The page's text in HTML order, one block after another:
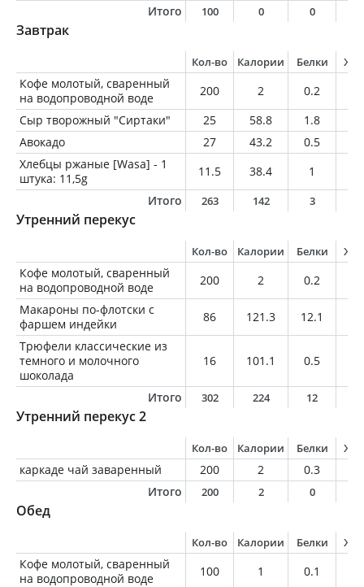
Итого
100 0 0
Завтрак
Кол-во Калории Белки
Кофе молотый, сваренный
на водопроводной воде
200 2 0.2
Сыр творожный "Сиртаки"
25 58.8 1.8
Авокадо
27 43.2 0.5
Хлебцы ржаные [Wasa] - 1
штука: 11,5g
11.5 38.4 1
Итого
263 142 3
Утренний перекус
Кол-во Калории Белки
Кофе молотый, сваренный
на водопроводной воде
200 2 0.2
Макароны по-флотски с
фаршем индейки
86 121.3 12.1
Трюфели классические из
темного и молочного
шоколада
16 101.1 0.5
Итого 302 224 12
Утренний перекус 2
Кол-во Калории Белки
каркаде чай заваренный 200 2 0.3
Итого
200 2 0
Обед
Кол-во Калории Белки
Кофе молотый, сваренный
на водопроводной воде
100 1 0.1